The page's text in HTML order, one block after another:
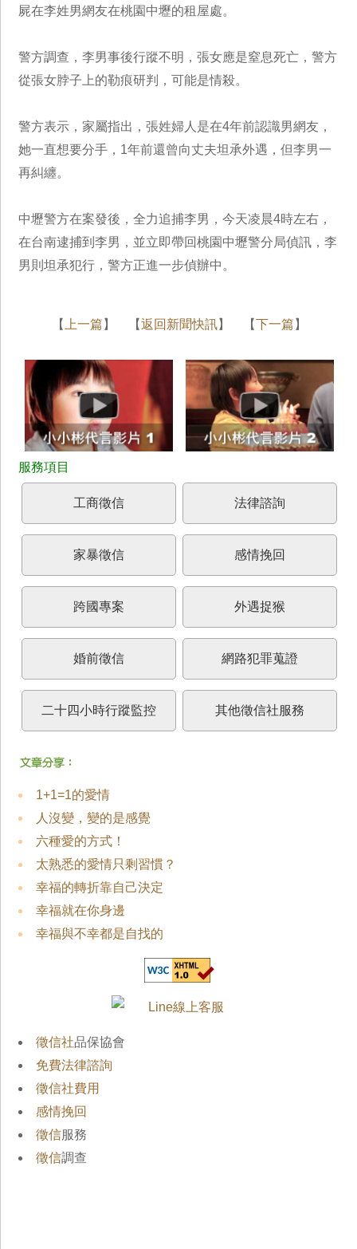
屍在李姓男網友在桃園中壢的租屋處。
警方調查，李男事後行蹤不明，張女應是窒息死亡，警方
從張女脖子上的勒痕研判，可能是情殺。
警方表示，家屬指出，張姓婦人是在4年前認識男網友，
她一直想要分手，1年前還曾向丈夫坦承外遇，但李男一
再糾纏。
中壢警方在案發後，全力追捕李男，今天凌晨4時左右，
在台南逮捕到李男，並立即帶回桃園中壢警分局偵訊，李
男則坦承犯行，警方正進一步偵辦中。
【 上一篇 】 【返回新聞快訊】 【下一篇 】
工商徵信 法律諮詢
家暴徵信 感情挽回
跨國專案 外遇捉猴
婚前徵信 網路犯罪蒐證
二十四小時行蹤監控 其他徵信社服務
1+1=1的愛情
人沒變，變的是感覺
六種愛的方式！
太熟悉的愛情只剩習慣？
幸福的轉折靠自己決定
幸福就在你身邊
幸福與不幸都是自找的
徵信社品保協會
免費法律諮詢
徵信社費用
感情挽回
徵信服務
徵信調查